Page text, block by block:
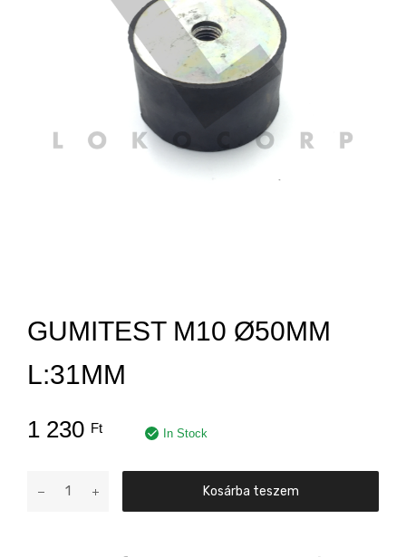
GUMITEST M10 Ø50MM
L:31MM
1 230 Ft In Stock
Kosárba teszem